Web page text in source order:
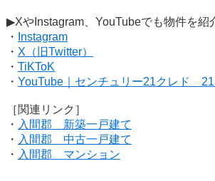
▶XやInstagram、YouTubeでも物件を紹
・
Instagram
・ X（旧Twitter）
・ TiKToK
・ YouTube｜センチュリー21クレド 21
［関連リンク］
・ 入間郡 新築一戸建て
・ 入間郡 中古一戸建て
・ 入間郡 マンション